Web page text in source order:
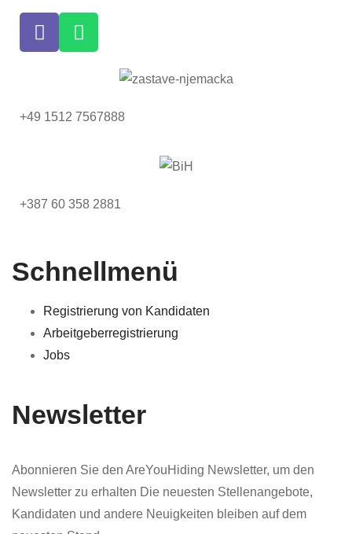
+49 1512 7567888
+387 60 358 2881
Schnellmenü
Registrierung von Kandidaten
Arbeitgeberregistrierung
Jobs
Newsletter
Abonnieren Sie den AreYouHiding Newsletter, um den
Newsletter zu erhalten Die neuesten Stellenangebote,
Kandidaten und andere Neuigkeiten bleiben auf dem